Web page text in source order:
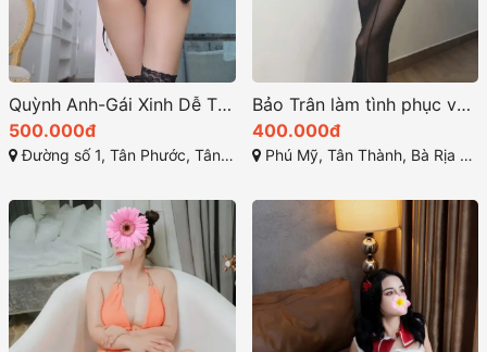
Quỳnh Anh-Gái Xinh Dễ Thương Thương Hiệu Dịch Vụ Đỉnh Cao
500.000đ
Đường số 1, Tân Phước, Tân Thành, Bà Rịa - Vũng Tàu
Bảo Trân làm tình phục vụ tốt làm tình giỏi
400.000đ
Phú Mỹ, Tân Thành, Bà Rịa - Vũng Tàu